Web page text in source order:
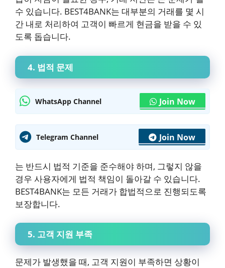
수 있습니다. BEST4BANK는 대부분의 거래를 몇 시
간 내로 처리하여 고객이 빠르게 현금을 받을 수 있
도록 돕습니다.
4. 법적 문제
WhatsApp Channel Join Now
Telegram Channel Join Now
는 반드시 법적 기준을 준수해야 하며, 그렇지 않을
경우 사용자에게 법적 책임이 돌아갈 수 있습니다.
BEST4BANK는 모든 거래가 합법적으로 진행되도록
보장합니다.
5. 고객 지원 부족
문제가 발생했을 때, 고객 지원이 부족하면 상황이